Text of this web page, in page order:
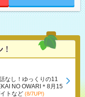
なし！ゆっくりの11
NO OWARI＊8月15
トなど (8/7UP!)